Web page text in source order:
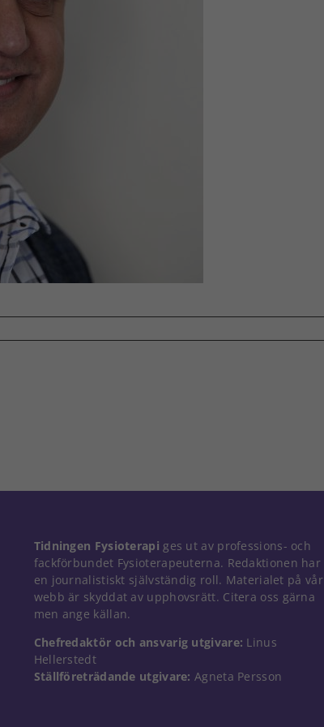
Tidningen Fysioterapi ges ut av professions- och
fackförbundet Fysioterapeuterna. Redaktionen har
en journalistiskt självständig roll. Materialet på vår
webb är skyddat av upphovsrätt. Citera oss gärna
men ange källan.
Chefredaktör och ansvarig utgivare: Linus
Hellerstedt
Ställföreträdande utgivare: Agneta Persson
Nödvändiga
Dessa kakor
går inte att
välja bort. De
behövs för
taget ska